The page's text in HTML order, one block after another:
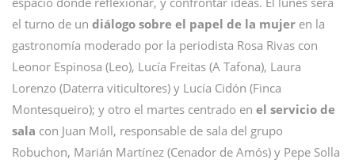
el turno de un diálogo sobre el papel de la mujer en la
gastronomía moderado por la periodista Rosa Rivas con
Leonor Espinosa (Leo), Lucía Freitas (A Tafona), Laura
Lorenzo (Daterra viticultores) y Lucía Cidón (Finca
Montesqueiro); y otro el martes centrado en el servicio de
sala con Juan Moll, responsable de sala del grupo
Robuchon, Marián Martínez (Cenador de Amós) y Pepe Solla